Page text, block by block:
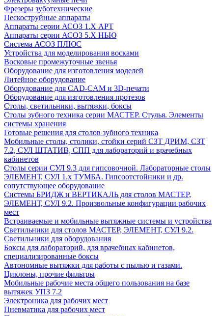
Фрезеры зуботехнические
Пескоструйные аппараты
Аппараты серии АСОЗ 1.Х АРТ
Аппараты серии АСОЗ 5.Х НЬЮ
Система АСОЗ ПЛЮС
Устройства для моделирования восками
Восковые промежуточные звенья
Оборудование для изготовления моделей
Литейное оборудование
Оборудование для CAD-CAM и 3D-печати
Оборудование для изготовления протезов
Cтолы, светильники, вытяжки, боксы
Столы зубного техника серии МАСТЕР. Стулья. Элементы
системы хранения
Готовые решения для столов зубного техника
Мобильные столы, столики, стойки серий СЗТ ДРИМ, СЗТ
7.2, СУЛ ШТАТИВ, СПП для лабораторий и врачебных
кабинетов
Столы серии СУЛ 9.3 для гипсовочной. Лабораторные столы
ЭЛЕМЕНТ, СУЛ 1.х ТУМБА. Гипсоотстойники и др.
сопутствующее оборудование
Системы БРИДЖ и ВЕРТИКАЛЬ для столов МАСТЕР,
ЭЛЕМЕНТ, СУЛ 9.2. Произвольные конфигурации рабочих
мест
Встраиваемые и мобильные вытяжные системы и устройства
Светильники для столов МАСТЕР, ЭЛЕМЕНТ, СУЛ 9.2.
Светильники для оборудования
Боксы для лабораторий, для врачебных кабинетов,
специализированные боксы
Автономные вытяжки для работы с пылью и газами.
Циклоны, прочие фильтры
Мобильные рабочие места общего пользования на базе
вытяжек УПЗ 7.2
Электроника для рабочих мест
Пневматика для рабочих мест